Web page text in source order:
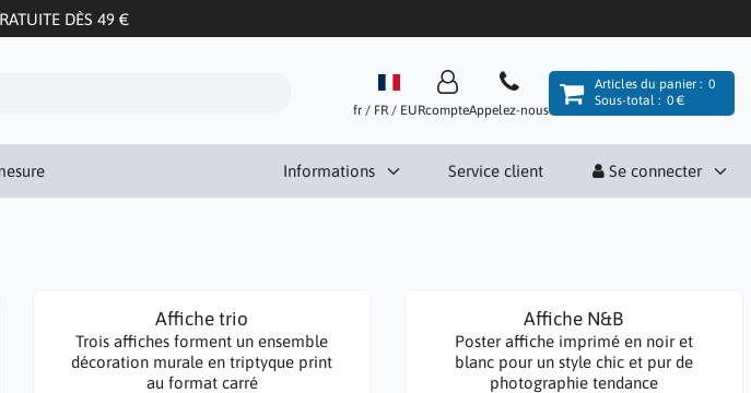
DÈS 49 €
fr / FR / EURcompteAppelez-nous
Articles du panier : 0
Sous-total : 0 €
Informations Service client Se connecter
Affiche trio
Trois affiches forment un ensemble
décoration murale en triptyque print
au format carré
Affiche N&B
Poster affiche imprimé en noir et
blanc pour un style chic et pur de
photographie tendance